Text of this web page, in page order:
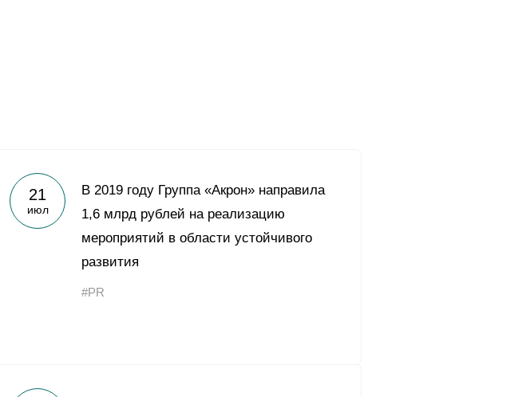
21
июл
В 2019 году Группа «Акрон» направила
1,6 млрд рублей на реализацию
мероприятий в области устойчивого
развития
#PR